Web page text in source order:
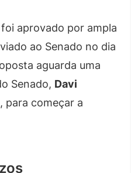
aprovado por ampla
ao Senado no dia
aguarda uma
Senado, Davi
para começar a